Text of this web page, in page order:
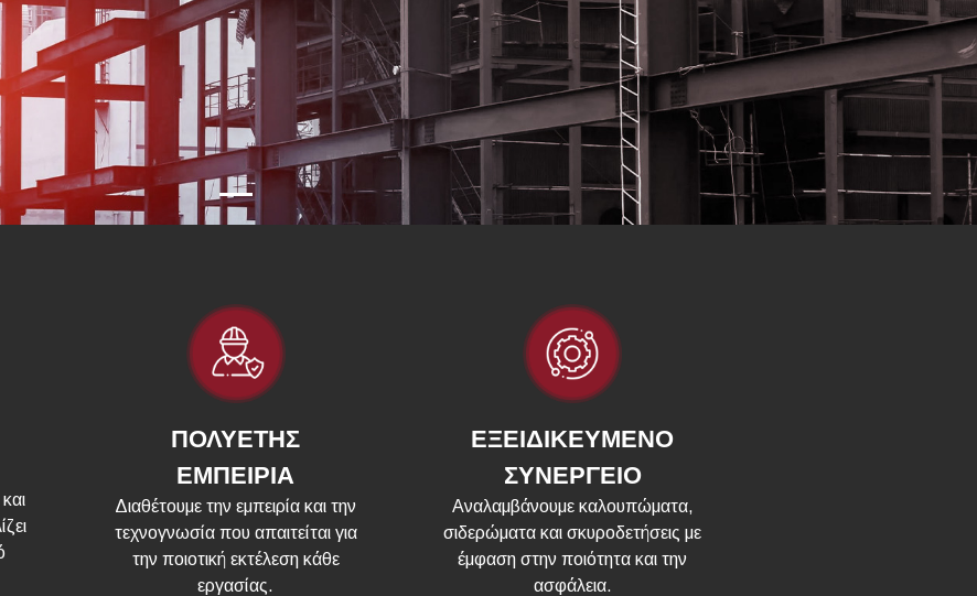
ΠΟΛΥΕΤΗΣ
ΕΜΠΕΙΡΙΑ
Διαθέτουμε την εμπειρία και την
τεχνογνωσία που απαιτείται για
την ποιοτική εκτέλεση κάθε
εργασίας.
ΕΞΕΙΔΙΚΕΥΜΕΝΟ
ΣΥΝΕΡΓΕΙΟ
Αναλαμβάνουμε καλουπώματα,
σιδερώματα και σκυροδετήσεις με
έμφαση στην ποιότητα και την
ασφάλεια.